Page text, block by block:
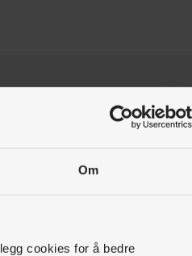
Om
cookies for å bedre